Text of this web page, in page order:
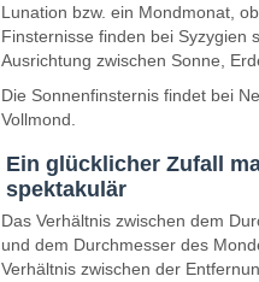
Lunation bzw. ein Mondmonat,
Finsternisse finden bei Syzygien
Ausrichtung zwischen Sonne,
Die Sonnenfinsternis findet bei
Vollmond.
Ein glücklicher Zufall
spektakulär
Das Verhältnis zwischen dem
und dem Durchmesser des
Verhältnis zwischen der